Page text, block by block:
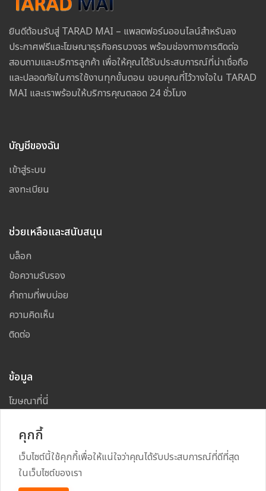
ยินดีต้อนรับสู่ TARAD MAI – แพลตฟอร์มออนไลน์สำหรับลง
ประกาศฟรีและโฆษณาธุรกิจครบวงจร พร้อมช่องทางการติดต่อ
สอบถามและบริการลูกค้า เพื่อให้คุณได้รับประสบการณ์ที่น่าเชื่อถือ
และปลอดภัยในการใช้งานทุกขั้นตอน ขอบคุณที่ไว้วางใจใน TARAD
MAI และเราพร้อมให้บริการคุณตลอด 24 ชั่วโมง
บัญชีของฉัน
เข้าสู่ระบบ
ลงทะเบียน
ช่วยเหลือและสนับสนุน
บล็อก
ข้อความรับรอง
คำถามที่พบบ่อย
ความคิดเห็น
ติดต่อ
ข้อมูล
โฆษณาที่นี่
Copyright2026
คุกกี้
เว็บไซต์นี้ใช้คุกกี้เพื่อให้แน่ใจว่าคุณได้รับประสบการณ์ที่ดีที่สุด
ในเว็บไซต์ของเรา